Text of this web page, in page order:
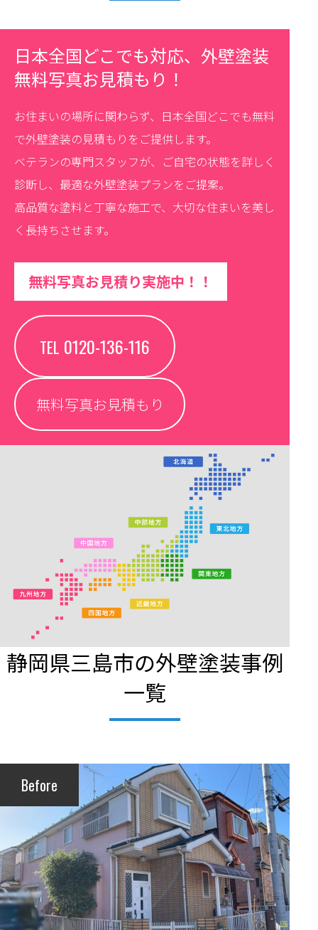
日本全国どこでも対応、外壁塗装
無料写真お見積もり！
お住まいの場所に関わらず、日本全国どこでも無料
で外壁塗装の見積もりをご提供します。
ベテランの専門スタッフが、ご自宅の状態を詳しく
診断し、最適な外壁塗装プランをご提案。
高品質な塗料と丁寧な施工で、大切な住まいを美し
く長持ちさせます。
無料写真お見積り実施中！！
TEL 0120-136-116
無料写真お見積もり
静岡県三島市の外壁塗装事例
一覧
Before